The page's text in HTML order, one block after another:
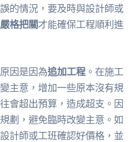
的情況，要及時與設計師或
嚴格把關才能確保工程順利進
因是因為追加工程 。在施工
主意，增加一些原本沒有規
會超出預算，造成超支。因
劃，避免臨時改變主意。如
計師或工班確認好價格，並